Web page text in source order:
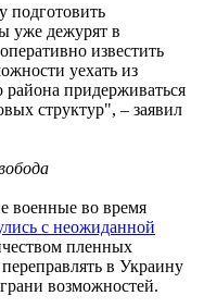
подготовить
уже дежурят в
известить
уехать из
придерживаться
структур", – заявил
военные во время
с неожиданной
пленных
в Украину
возможностей.